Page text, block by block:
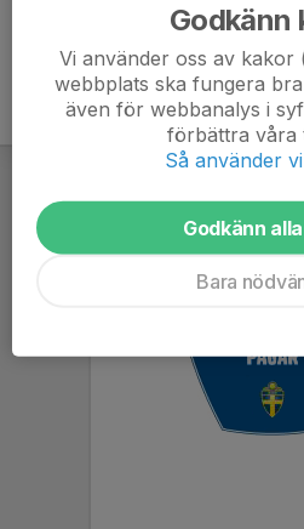
Godkänn
Vi använder oss av
webbplats ska fungera
även för webbanalys i
förbättra våra
Så använder
Godkänn
Bara